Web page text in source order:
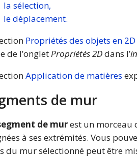
la sélection,
le déplacement.
Propriétés des objets en 2D
de l’ongletPropriétés 2Ddans l’
Application de matières
de mur
de murest un morceau
à ses extrémités. Vous
du mur sélectionné peut être